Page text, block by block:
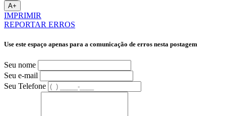
A+
IMPRIMIR
REPORTAR ERROS
Use este espaço apenas para a comunicação de erros nesta postagem
Seu nome
Seu e-mail
Seu Telefone